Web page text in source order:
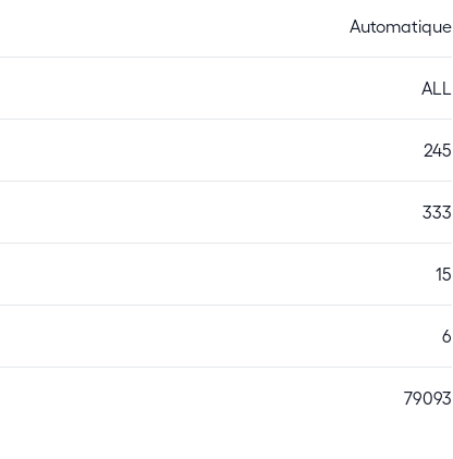
Automatique
ALL
245
333
15
6
79093